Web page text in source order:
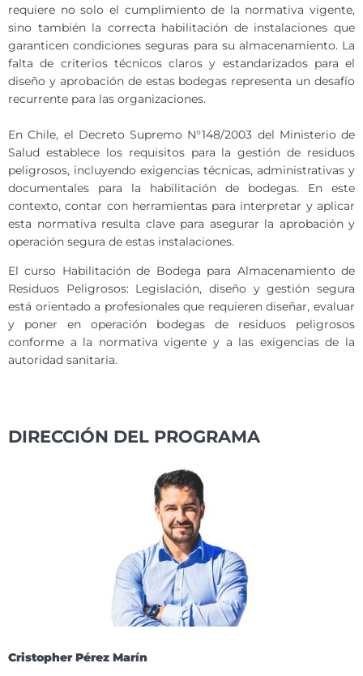
requiere no solo el cumplimiento de la normativa vigente,
sino también la correcta habilitación de instalaciones que
garanticen condiciones seguras para su almacenamiento. La
falta de criterios técnicos claros y estandarizados para el
diseño y aprobación de estas bodegas representa un desafío
recurrente para las organizaciones.
En Chile, el Decreto Supremo N°148/2003 del Ministerio de
Salud establece los requisitos para la gestión de residuos
peligrosos, incluyendo exigencias técnicas, administrativas y
documentales para la habilitación de bodegas. En este
contexto, contar con herramientas para interpretar y aplicar
esta normativa resulta clave para asegurar la aprobación y
operación segura de estas instalaciones.
El curso Habilitación de Bodega para Almacenamiento de
Residuos Peligrosos: Legislación, diseño y gestión segura
está orientado a profesionales que requieren diseñar, evaluar
y poner en operación bodegas de residuos peligrosos
conforme a la normativa vigente y a las exigencias de la
autoridad sanitaria.
DIRECCIÓN DEL PROGRAMA
Cristopher Pérez Marín